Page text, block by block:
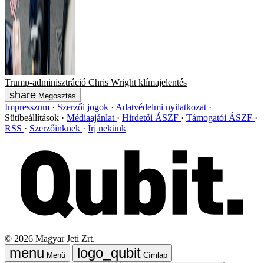
Trump-adminisztráció Chris Wright klímajelentés
Megosztás
Impresszum Szerzői jogok
Adatvédelmi nyilatkozat
Sütibeállítások
Médiaajánlat Hirdetői ÁSZF
Támogatói ÁSZF
RSS
Szerzőinknek Írj nekünk
© 2026 Magyar Jeti Zrt.
Menü
Címlap